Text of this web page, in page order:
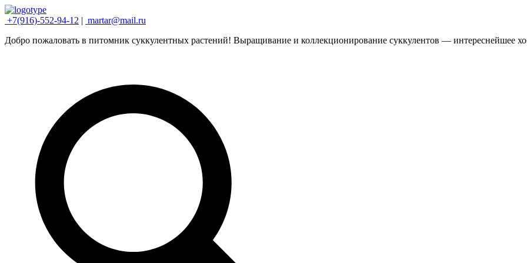
+7(916)-552-94-12 | martar@mail.ru
Добро пожаловать в питомник суккулентных растений! Выращивание и коллекционирование суккулентов — интереснейшее